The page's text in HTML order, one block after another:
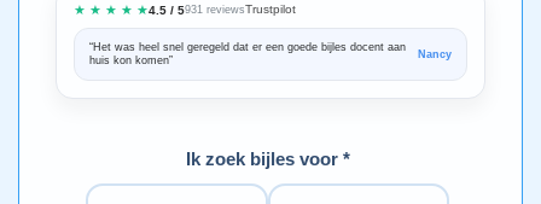
★ ★ ★ ★ ★4.5 / 5931 reviewsTrustpilot
“Het was heel snel geregeld dat er een goede bijles docent aan
huis kon komen”
Nancy
Ik zoek bijles voor *